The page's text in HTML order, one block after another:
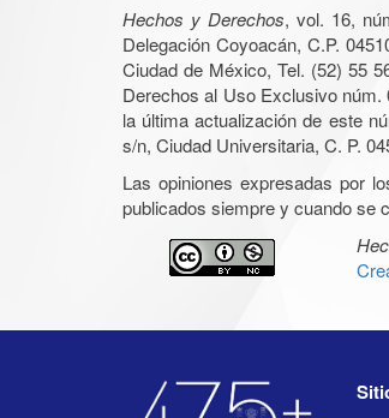
Hechos y Derechos, vol. 16,
Delegación Coyoacán, C.P.
Ciudad de México, Tel. (52) 55
Derechos al Uso Exclusivo núm.
la última actualización de este
s/n, Ciudad Universitaria, C. P.
Las opiniones expresadas por
publicados siempre y cuando se